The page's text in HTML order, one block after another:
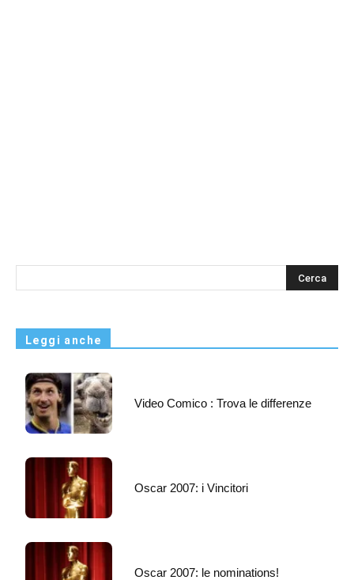
s
Leggi anche
Video Comico : Trova le differenze
Oscar 2007: i Vincitori
Oscar 2007: le nominations!